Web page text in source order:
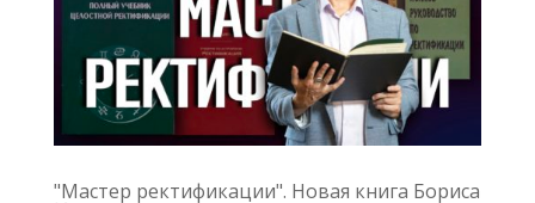
"Мастер ректификации". Новая книга Бориса